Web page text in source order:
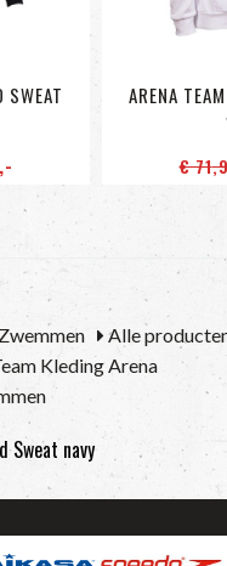
SWEAT
,-
ARENA
€ 71
Zwemmen
Alle
Kleding Arena
Sweat navy